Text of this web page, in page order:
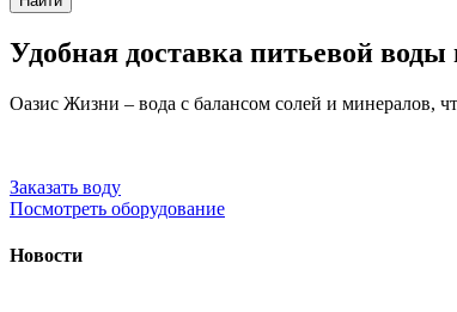
Удобная доставка питьевой
Оазис Жизни – вода с балансом солей и минералов,
Заказать воду
Посмотреть оборудование
Новости